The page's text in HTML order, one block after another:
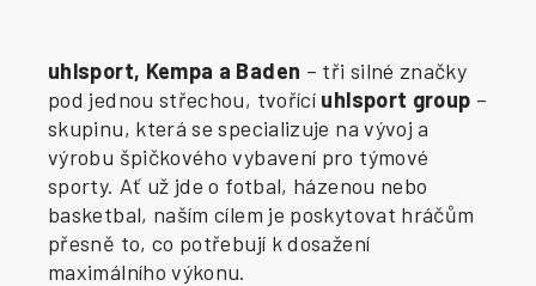
uhlsport, Kempa a Baden – tři silné značky
pod jednou střechou, tvořící uhlsport group –
skupinu, která se specializuje na vývoj a
výrobu špičkového vybavení pro týmové
sporty. Ať už jde o fotbal, házenou nebo
basketbal, naším cílem je poskytovat hráčům
přesně to, co potřebují k dosažení
maximálního výkonu.